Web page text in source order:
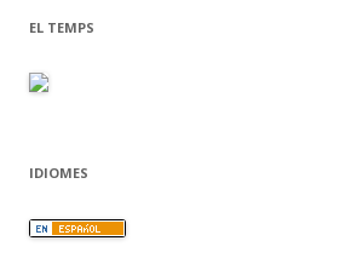
EL TEMPS
IDIOMES